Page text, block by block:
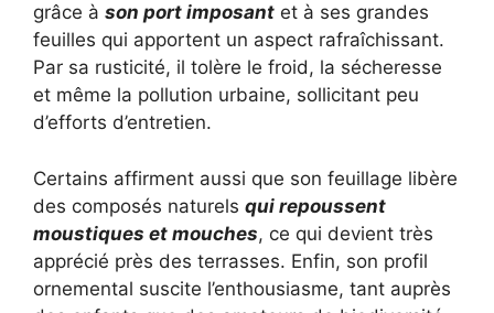
grâce à son port imposant et à ses grandes
feuilles qui apportent un aspect rafraîchissant.
Par sa rusticité, il tolère le froid, la sécheresse
et même la pollution urbaine, sollicitant peu
d’efforts d’entretien.
Certains affirment aussi que son feuillage libère
des composés naturels qui repoussent
moustiques et mouches, ce qui devient très
apprécié près des terrasses. Enfin, son profil
ornemental suscite l’enthousiasme, tant auprès